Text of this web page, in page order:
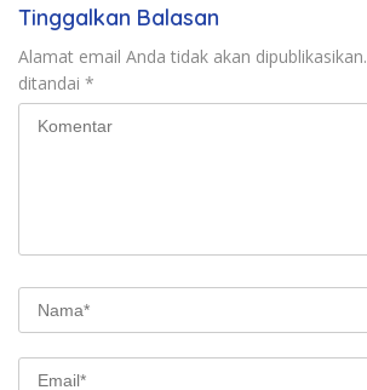
Tinggalkan Balasan
Alamat email Anda tidak akan dipublikasikan.
ditandai *